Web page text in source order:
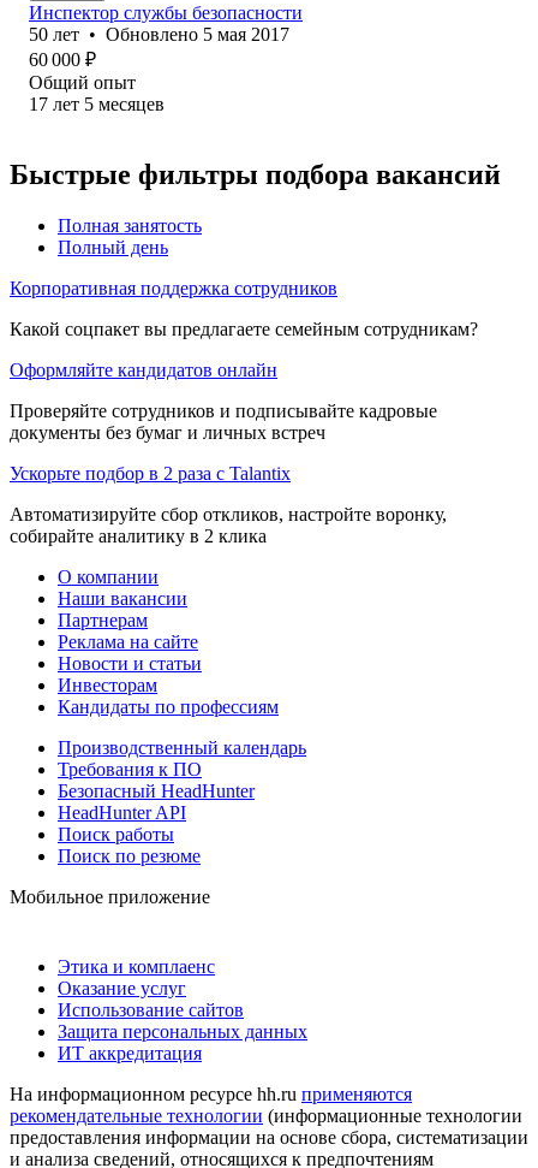
Инспектор службы безопасности
50 лет • Обновлено 5 мая 2017
60 000 ₽
Общий опыт
17 лет 5 месяцев
Быстрые фильтры подбора вакансий
Полная занятость
Полный день
Корпоративная поддержка сотрудников
Какой соцпакет вы предлагаете семейным сотрудникам?
Оформляйте кандидатов онлайн
Проверяйте сотрудников и подписывайте кадровые
документы без бумаг и личных встреч
Ускорьте подбор в 2 раза с Talantix
Автоматизируйте сбор откликов, настройте воронку,
собирайте аналитику в 2 клика
О компании
Наши вакансии
Партнерам
Реклама на сайте
Новости и статьи
Инвесторам
Кандидаты по профессиям
Производственный календарь
Требования к ПО
Безопасный HeadHunter
HeadHunter API
Поиск работы
Поиск по резюме
Мобильное приложение
Этика и комплаенс
Оказание услуг
Использование сайтов
Защита персональных данных
ИТ аккредитация
На информационном ресурсе hh.ru применяются
рекомендательные технологии (информационные технологии
предоставления информации на основе сбора, систематизации
и анализа сведений, относящихся к предпочтениям